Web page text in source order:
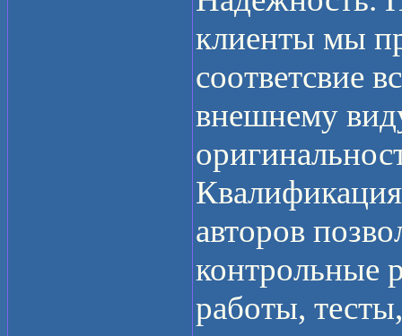
клиенты мы
соответсвие
внешнему
авторов
контрольные
работы,